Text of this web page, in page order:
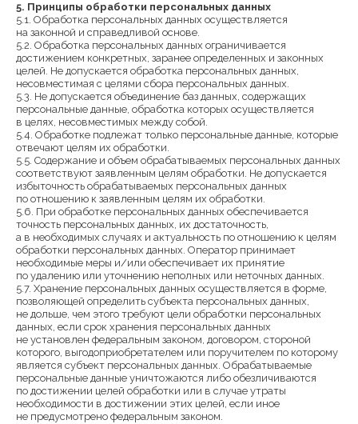
5. Принципы обработки персональных данных
5.1. Обработка персональных данных осуществляется
на законной и справедливой основе.
5.2. Обработка персональных данных ограничивается
достижением конкретных, заранее определенных и законных
целей. Не допускается обработка персональных данных,
несовместимая с целями сбора персональных данных.
5.3. Не допускается объединение баз данных, содержащих
персональные данные, обработка которых осуществляется
в целях, несовместимых между собой.
5.4. Обработке подлежат только персональные данные, которые
отвечают целям их обработки.
5.5. Содержание и объем обрабатываемых персональных данных
соответствуют заявленным целям обработки. Не допускается
избыточность обрабатываемых персональных данных
по отношению к заявленным целям их обработки.
5.6. При обработке персональных данных обеспечивается
точность персональных данных, их достаточность,
а в необходимых случаях и актуальность по отношению к целям
обработки персональных данных. Оператор принимает
необходимые меры и/или обеспечивает их принятие
по удалению или уточнению неполных или неточных данных.
5.7. Хранение персональных данных осуществляется в форме,
позволяющей определить субъекта персональных данных,
не дольше, чем этого требуют цели обработки персональных
данных, если срок хранения персональных данных
не установлен федеральным законом, договором, стороной
которого, выгодоприобретателем или поручителем по которому
является субъект персональных данных. Обрабатываемые
персональные данные уничтожаются либо обезличиваются
по достижении целей обработки или в случае утраты
необходимости в достижении этих целей, если иное
не предусмотрено федеральным законом.